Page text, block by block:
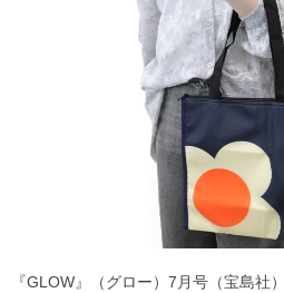
『GLOW』（グロー）7月号（宝島社）